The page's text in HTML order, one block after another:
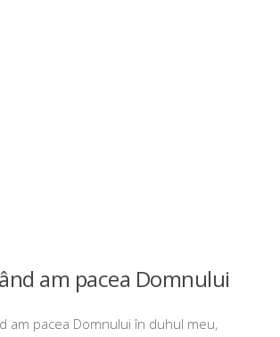
am pacea Domnului
am pacea Domnului în duhul meu,